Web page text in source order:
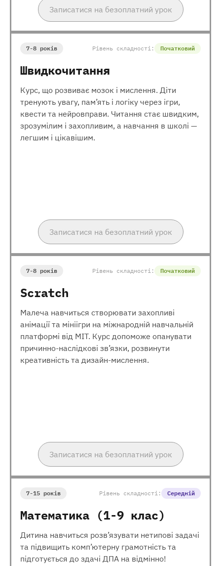
Записатися на безоплатний урок
7-8 років Рівень складності: Початковий
Швидкочитання
Курс, що розвиває мозок і мислення. Діти
тренують увагу, пам’ять і логіку через ігри,
квести та нейровправи. Читання стає швидким,
зрозумілим і захопливим, а навчання в школі —
легшим і цікавішим.
Записатися на безоплатний урок
7-8 років Рівень складності: Початковий
Scratch
Малеча навчиться створювати захопливі
анімації та мініігри на міжнародній навчальній
платформі від МІТ. Курс допоможе опанувати
причинно-наслідкові зв’язки, розвинути
креативність та дизайн-мислення.
Записатися на безоплатний урок
7-15 років Рівень складності: Середній
Математика (1-9 клас)
Дитина навчиться розв’язувати нетипові задачі
та підвищить комп’ютерну грамотність та
підготується до здачі ДПА на відмінно!